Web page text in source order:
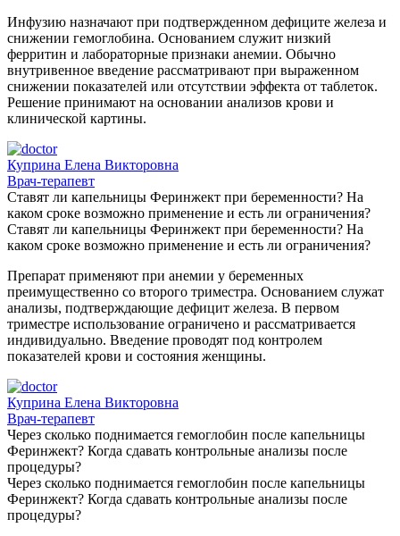
Инфузию назначают при подтвержденном дефиците железа и
снижении гемоглобина. Основанием служит низкий
ферритин и лабораторные признаки анемии. Обычно
внутривенное введение рассматривают при выраженном
снижении показателей или отсутствии эффекта от таблеток.
Решение принимают на основании анализов крови и
клинической картины.
Куприна Елена Викторовна
Врач-терапевт
Ставят ли капельницы Феринжект при беременности? На
каком сроке возможно применение и есть ли ограничения?
Ставят ли капельницы Феринжект при беременности? На
каком сроке возможно применение и есть ли ограничения?
Препарат применяют при анемии у беременных
преимущественно со второго триместра. Основанием служат
анализы, подтверждающие дефицит железа. В первом
триместре использование ограничено и рассматривается
индивидуально. Введение проводят под контролем
показателей крови и состояния женщины.
Куприна Елена Викторовна
Врач-терапевт
Через сколько поднимается гемоглобин после капельницы
Феринжект? Когда сдавать контрольные анализы после
процедуры?
Через сколько поднимается гемоглобин после капельницы
Феринжект? Когда сдавать контрольные анализы после
процедуры?